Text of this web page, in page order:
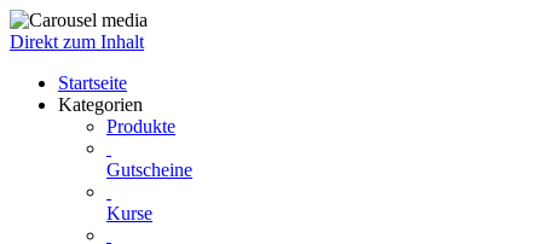
Direkt zum Inhalt
Startseite
Kategorien
Produkte
Gutscheine
Kurse